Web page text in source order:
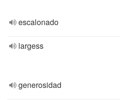
escalonado
largess
generosidad